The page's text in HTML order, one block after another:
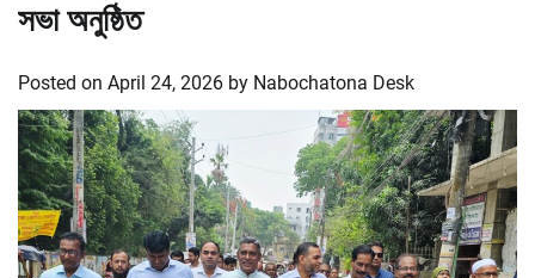
সভা অনুষ্ঠিত
Posted on April 24, 2026 by Nabochatona Desk